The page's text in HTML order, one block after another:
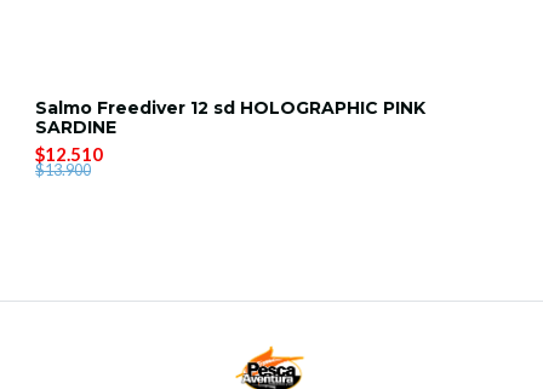
Salmo Freediver 12 sd HOLOGRAPHIC PINK
SARDINE
$12.510
$13.900